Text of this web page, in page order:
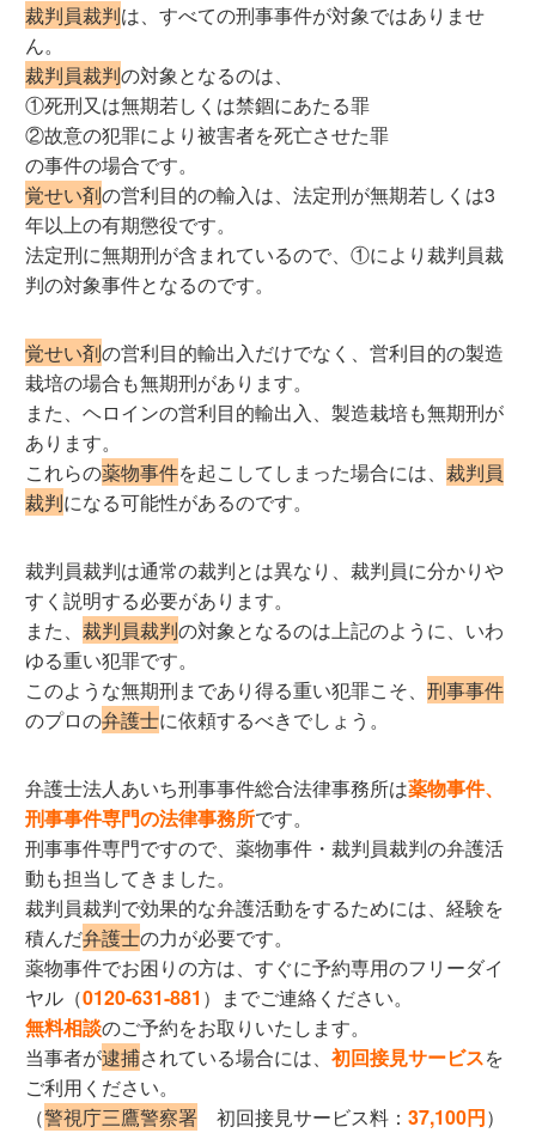
裁判員裁判は、すべての刑事事件が対象ではありませ
ん。
裁判員裁判の対象となるのは、
①死刑又は無期若しくは禁錮にあたる罪
②故意の犯罪により被害者を死亡させた罪
の事件の場合です。
覚せい剤の営利目的の輸入は、法定刑が無期若しくは3
年以上の有期懲役です。
法定刑に無期刑が含まれているので、①により裁判員裁
判の対象事件となるのです。
覚せい剤の営利目的輸出入だけでなく、営利目的の製造
栽培の場合も無期刑があります。
また、ヘロインの営利目的輸出入、製造栽培も無期刑が
あります。
これらの薬物事件を起こしてしまった場合には、裁判員
裁判になる可能性があるのです。
裁判員裁判は通常の裁判とは異なり、裁判員に分かりや
すく説明する必要があります。
また、裁判員裁判の対象となるのは上記のように、いわ
ゆる重い犯罪です。
このような無期刑まであり得る重い犯罪こそ、刑事事件
のプロの弁護士に依頼するべきでしょう。
弁護士法人あいち刑事事件総合法律事務所は薬物事件、
刑事事件専門の法律事務所です。
刑事事件専門ですので、薬物事件・裁判員裁判の弁護活
動も担当してきました。
裁判員裁判で効果的な弁護活動をするためには、経験を
積んだ弁護士の力が必要です。
薬物事件でお困りの方は、すぐに予約専用のフリーダイ
ヤル（0120-631-881 ）までご連絡ください。
無料相談のご予約をお取りいたします。
当事者が逮捕されている場合には、初回接見サービスを
ご利用ください。
（警視庁三鷹警察署 初回接見サービス料：37,100円）